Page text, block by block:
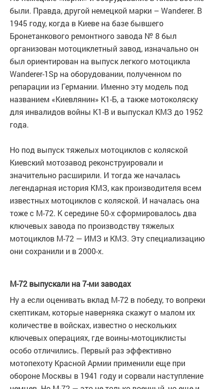
были. Правда, другой немецкой марки – Wanderer. В
1945 году, когда в Киеве на базе бывшего
Бронетанкового ремонтного завода № 8 был
организован мотоциклетный завод, изначально он
был ориентирован на выпуск легкого мотоцикла
Wanderer-1Sp на оборудовании, полученном по
репарации из Германии. Именно эту модель под
названием «Киевлянин» К1-Б, а также мотоколяску
для инвалидов войны К1-В и выпускал КМЗ до 1952
года.
Но под выпуск тяжелых мотоциклов с коляской
Киевский мотозавод реконструировали и
значительно расширили. И тогда же началась
легендарная история КМЗ, как производителя всем
известных мотоциклов с коляской. И началась она
тоже с М-72. К середине 50-х сформировалось два
ключевых завода по производству тяжелых
мотоциклов М-72 — ИМЗ и КМЗ. Эту специализацию
они сохранили и в 2000-х.
М-72 выпускали на 7-ми заводах
Ну а если оценивать вклад М-72 в победу, то вопреки
скептикам, которые наверняка скажут о малом их
количестве в войсках, известно о нескольких
ключевых операциях, где воины-мотоциклисты
особо отличились. Первый раз эффективно
мотопехоту Красной Армии применили еще при
обороне Москвы в 1941 году и сорвали наступление